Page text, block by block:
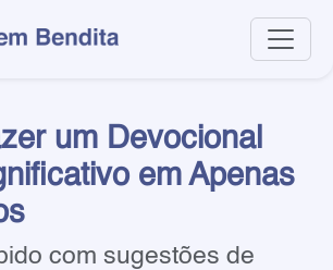
um Devocional
em Apenas
com sugestões de